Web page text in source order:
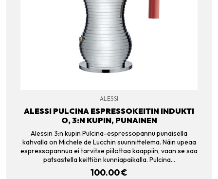
ALESSI
ALESSI PULCINA ESPRESSOKEITIN INDUKTI
O, 3:N KUPIN, PUNAINEN
Alessin 3:n kupin Pulcina-espressopannu punaisella
kahvalla on Michele de Lucchin suunnittelema. Näin upeaa
espressopannua ei tarvitse piilottaa kaappiin, vaan se saa
patsastella keittiön kunniapaikalla. Pulcina…
100.00€